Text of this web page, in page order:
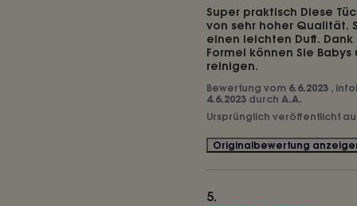
Super praktisch Diese
von sehr hoher Qualität.
einen leichten Duft.
Formel können Sie
reinigen.
Bewertung vom 6.6.2023 ,
4.6.2023 durch A.A.
Ursprünglich veröffentlicht
Originalbewertung